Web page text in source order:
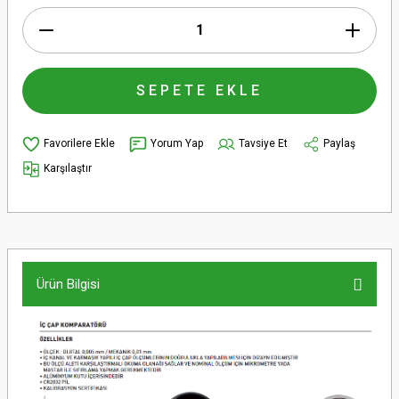
SEPETE EKLE
Yorum Yap Tavsiye Et
Paylaş
Karşılaştır
Ürün Bilgisi